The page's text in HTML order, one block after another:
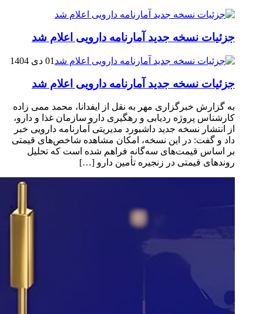
جزئیات نسخه جدید آمارنامه دارویی اعلام شد
01 دی 1404
جزئیات نسخه جدید آمارنامه دارویی اعلام شد
به گزارش خبرگزاری مهر به نقل از ایفدانا، محمد ممی زاده
کارشناس پروژه ردیابی و رهگیری دارو سازمان غذا و دارو،
از انتشار نسخه جدید داشبورد مدیریتی آمارنامه دارویی خبر
داد و گفت: در این نسخه، امکان مشاهده شاخص‌های قیمتی
بر اساس قیمت‌های سه‌گانه فراهم شده است که تحلیل
روندهای قیمتی در زنجیره تأمین دارو […]